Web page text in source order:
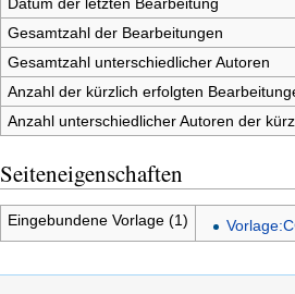
Datum der letzten Bearbeitung
Gesamtzahl der Bearbeitungen
Gesamtzahl unterschiedlicher Autoren
Anzahl der kürzlich erfolgten
Anzahl unterschiedlicher Autoren der
Seiteneigenschaften
Eingebundene Vorlage (1)